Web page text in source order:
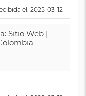
el: 2025-03-12
Sitio Web |